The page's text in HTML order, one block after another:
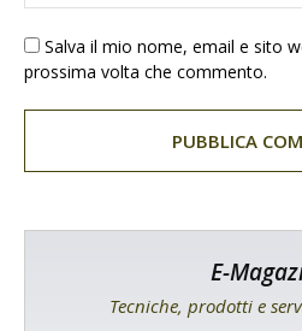
Salva il mio nome, email e sito
prossima volta che commento.
E-
Tecniche, prodotti e